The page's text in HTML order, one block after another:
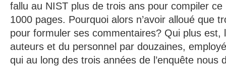
fallu au NIST plus de trois ans pour compiler
1000 pages. Pourquoi alors n’avoir alloué que
pour formuler ses commentaires? Qui plus est,
auteurs et du personnel par douzaines,
qui au long des trois années de l’enquête nous